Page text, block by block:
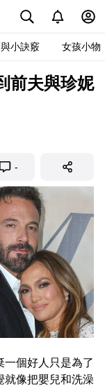
小訣竅 女孩小物
前夫與珍妮
-
一個好人只是為了
就像把嬰兒和洗澡